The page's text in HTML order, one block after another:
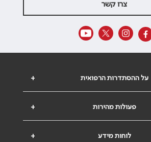
צרו קשר
+ על ההסתדרות הרפואית
+ פעולות מהירות
+ לוחות מידע